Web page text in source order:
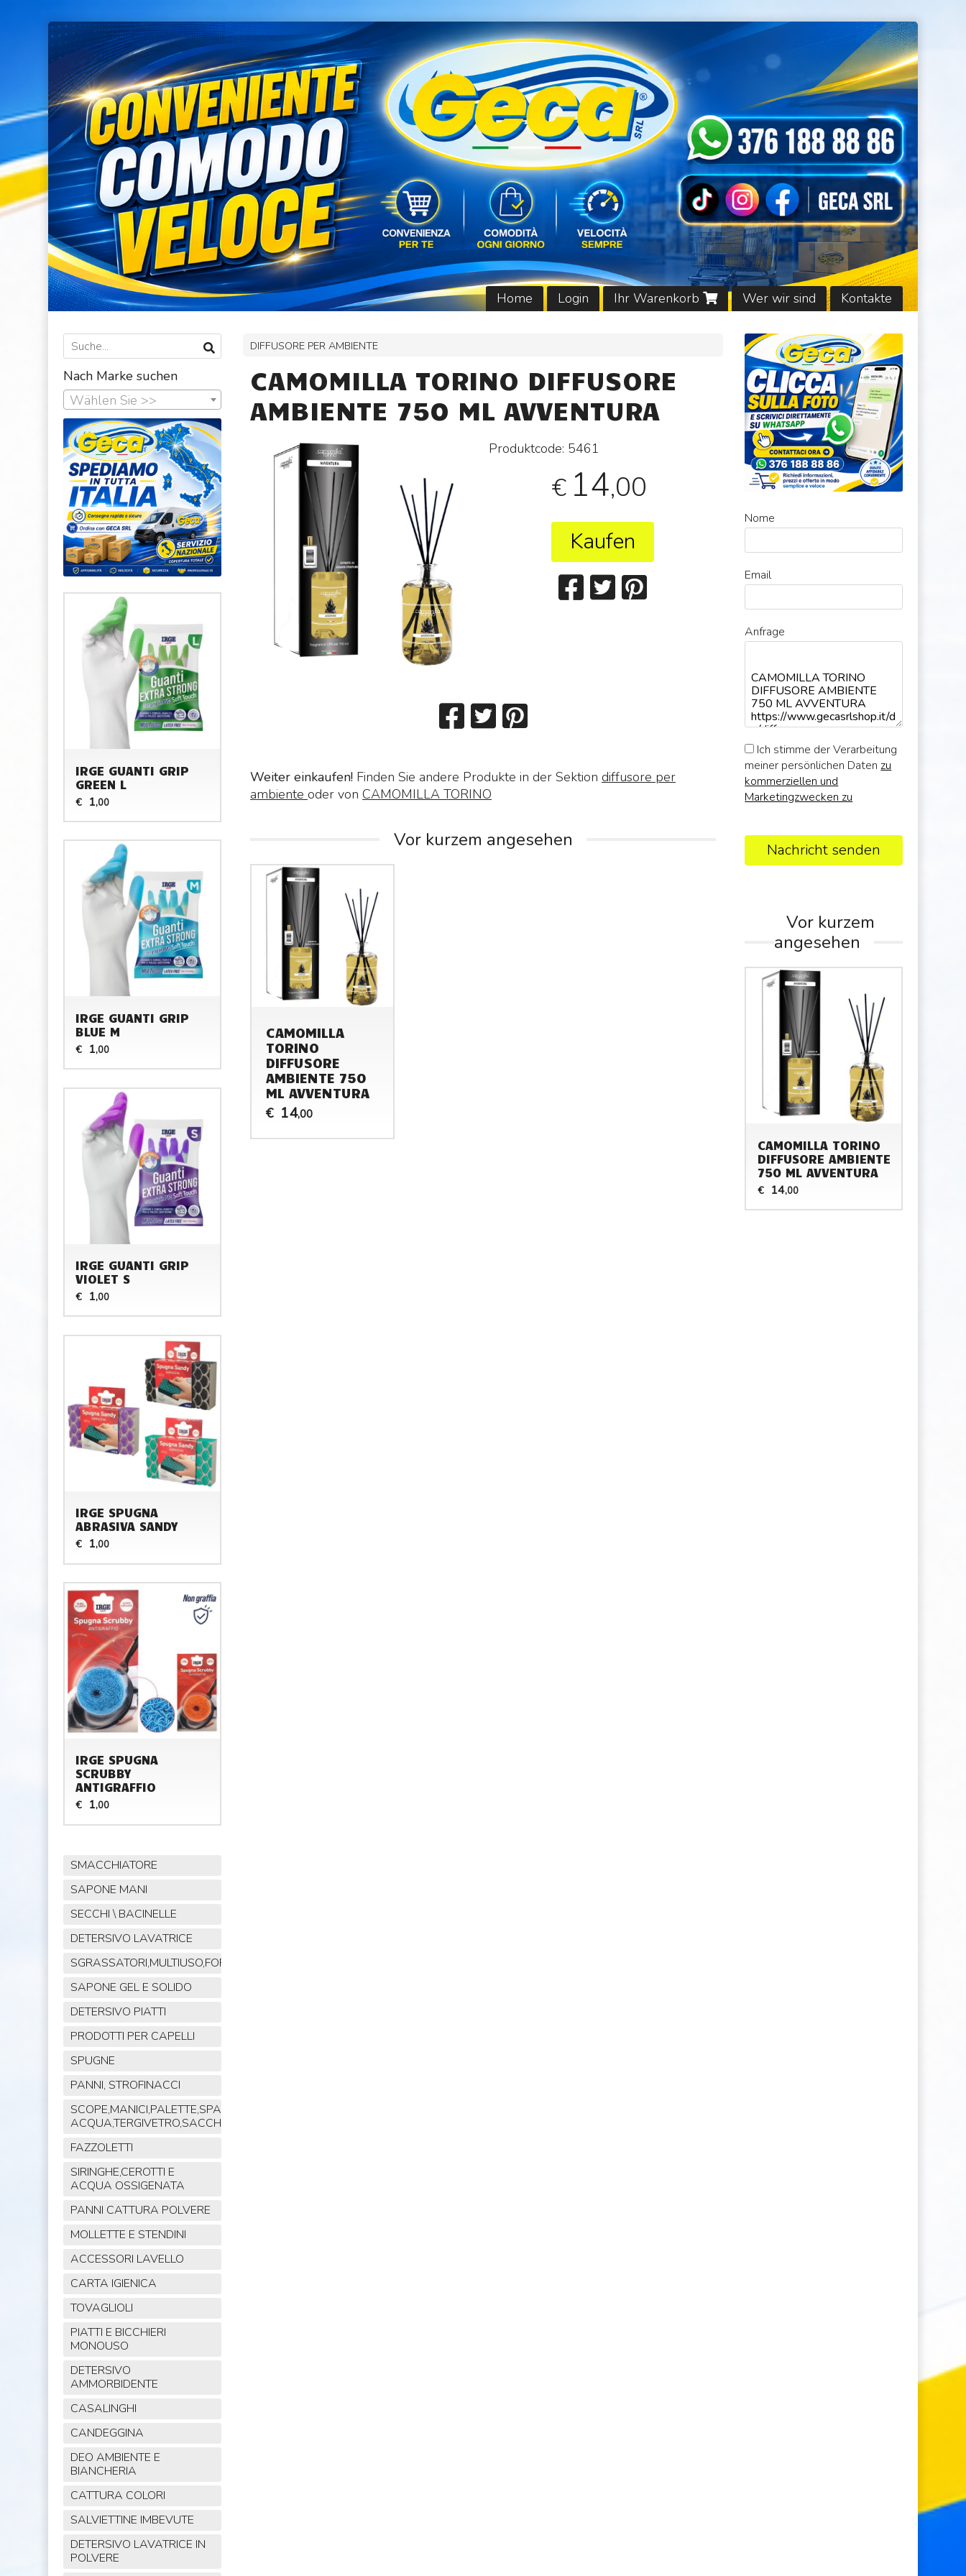
Home Login Ihr Warenkorb Wer wir sind Kontakte
DIFFUSORE PER AMBIENTE
CAMOMILLA TORINO DIFFUSORE
AMBIENTE 750 ML AVVENTURA
Produktcode: 5461
€ 14,00
Kaufen
Weiter einkaufen!Finden Sie andere Produkte in der Sektion diffusore per
ambiente oder von CAMOMILLA TORINO
Vor kurzem angesehen
CAMOMILLA
TORINO
DIFFUSORE
AMBIENTE 750
ML AVVENTURA
€ 14,00
Nach Marke suchen
Wählen Sie >>
IRGE GUANTI GRIP
GREEN L
€ 1,00
IRGE GUANTI GRIP
BLUE M
€ 1,00
IRGE GUANTI GRIP
VIOLET S
€ 1,00
IRGE SPUGNA
ABRASIVA SANDY
€ 1,00
IRGE SPUGNA
SCRUBBY
ANTIGRAFFIO
€ 1,00
SMACCHIATORE
SAPONE MANI
SECCHI \ BACINELLE
DETERSIVO LAVATRICE
SGRASSATORI,MULTIUSO,FORNO,POLVERE,VETRI,AMMONIACA
SAPONE GEL E SOLIDO
DETERSIVO PIATTI
PRODOTTI PER CAPELLI
SPUGNE
PANNI, STROFINACCI
SCOPE,MANICI,PALETTE,SPAZZOLE,TIRA
ACQUA,TERGIVETRO,SACCHI,MOP
FAZZOLETTI
SIRINGHE,CEROTTI E
ACQUA OSSIGENATA
PANNI CATTURA POLVERE
MOLLETTE E STENDINI
ACCESSORI LAVELLO
CARTA IGIENICA
TOVAGLIOLI
PIATTI E BICCHIERI
MONOUSO
DETERSIVO
AMMORBIDENTE
CASALINGHI
CANDEGGINA
DEO AMBIENTE E
BIANCHERIA
CATTURA COLORI
SALVIETTINE IMBEVUTE
DETERSIVO LAVATRICE IN
POLVERE
Nome
Email
Anfrage
Ich stimme der Verarbeitung
meiner persönlichen Daten zu
kommerziellen und
Marketingzwecken zu
Nachricht senden
Vor kurzem
angesehen
CAMOMILLA TORINO
DIFFUSORE AMBIENTE
750 ML AVVENTURA
€ 14,00